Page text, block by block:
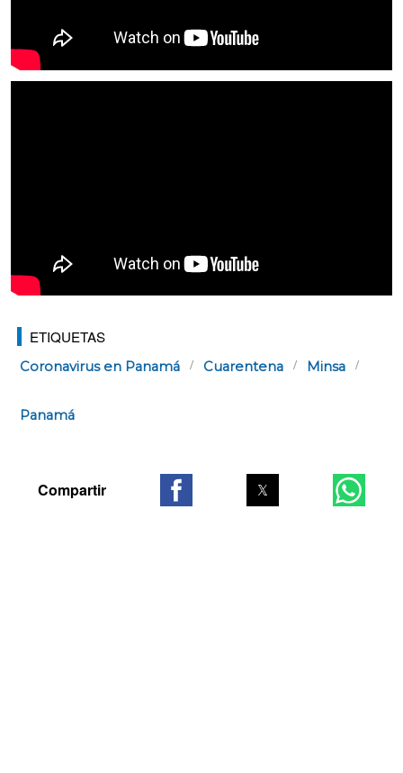
ETIQUETAS
Coronavirus en Panamá Cuarentena Minsa
Panamá